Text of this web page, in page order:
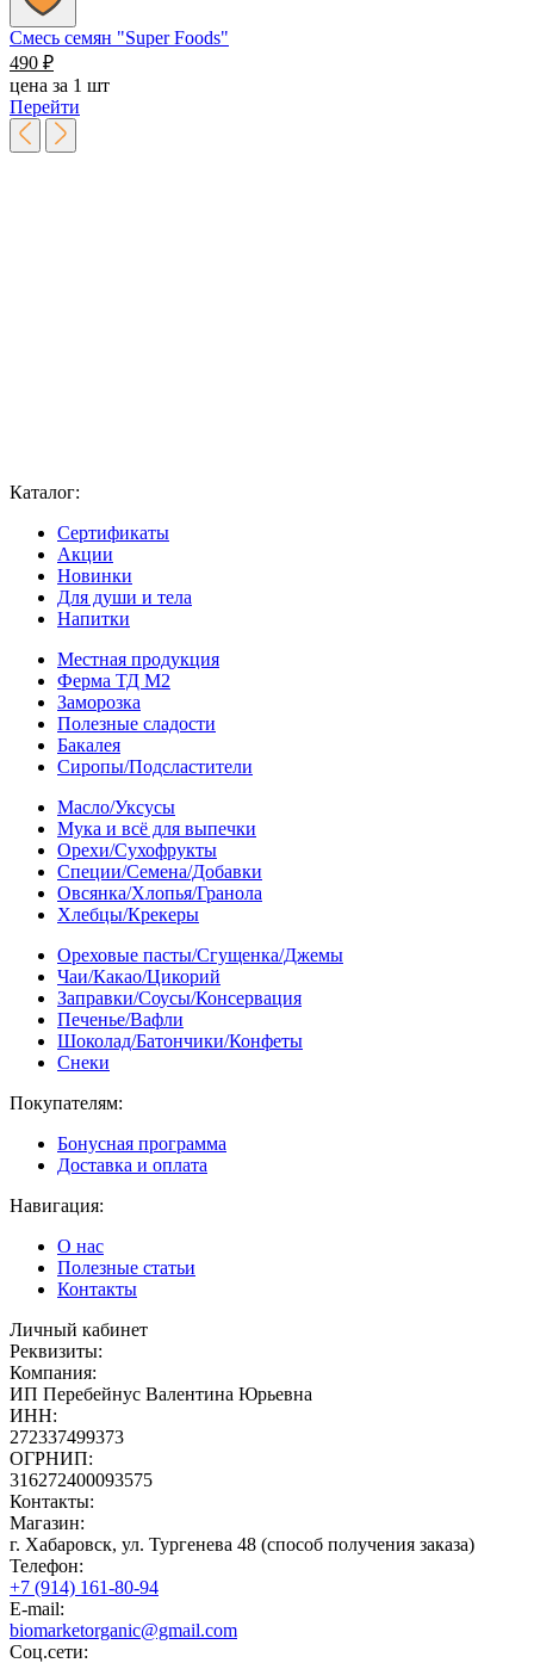
Смесь семян "Super Foods"
490 ₽
цена за 1 шт
Перейти
Каталог:
Сертификаты
Акции
Новинки
Для души и тела
Напитки
Местная продукция
Ферма ТД М2
Заморозка
Полезные сладости
Бакалея
Сиропы/Подсластители
Масло/Уксусы
Мука и всё для выпечки
Орехи/Сухофрукты
Специи/Семена/Добавки
Овсянка/Хлопья/Гранола
Хлебцы/Крекеры
Ореховые пасты/Сгущенка/Джемы
Чаи/Какао/Цикорий
Заправки/Соусы/Консервация
Печенье/Вафли
Шоколад/Батончики/Конфеты
Снеки
Покупателям:
Бонусная программа
Доставка и оплата
Навигация:
О нас
Полезные статьи
Контакты
Личный кабинет
Реквизиты:
Компания:
ИП Перебейнус Валентина Юрьевна
ИНН:
272337499373
ОГРНИП:
316272400093575
Контакты:
Магазин:
г. Хабаровск, ул. Тургенева 48 (способ получения заказа)
Телефон:
+7 (914) 161-80-94
E-mail:
biomarketorganic@gmail.com
Соц.сети: